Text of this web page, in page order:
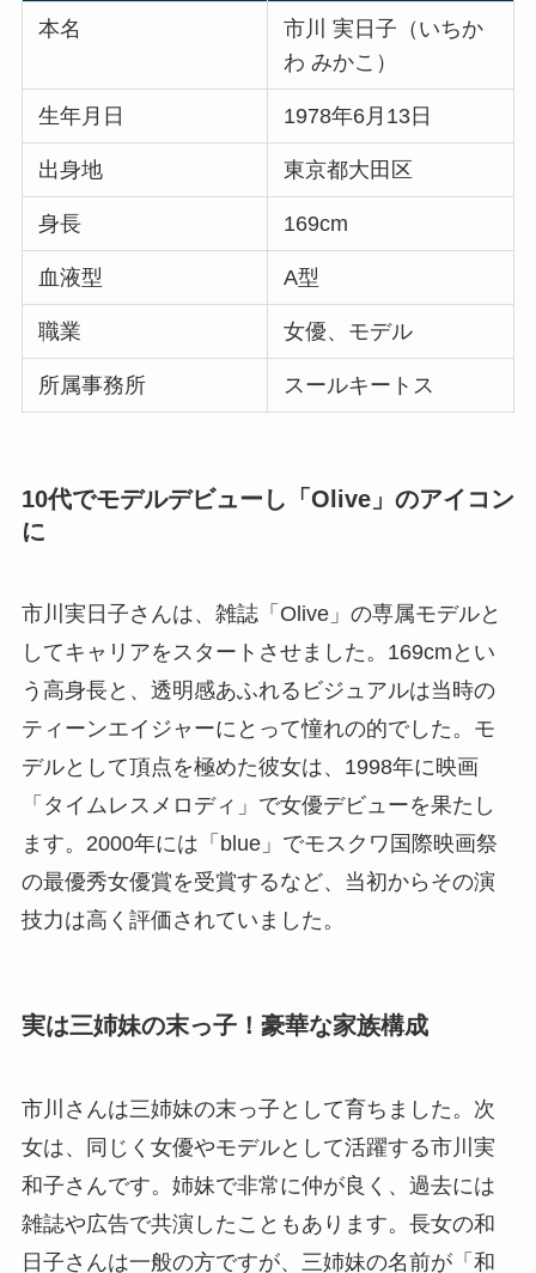
本名
市川 実日子（いちか
わ みかこ）
生年月日 1978年6月13日
出身地 東京都大田区
身長 169cm
血液型 A型
職業 女優、モデル
所属事務所 スールキートス
10代でモデルデビューし「Olive」のアイコン
に
市川実日子さんは、雑誌「Olive」の専属モデルと
してキャリアをスタートさせました。169cmとい
う高身長と、透明感あふれるビジュアルは当時の
ティーンエイジャーにとって憧れの的でした。モ
デルとして頂点を極めた彼女は、1998年に映画
「タイムレスメロディ」で女優デビューを果たし
ます。2000年には「blue」でモスクワ国際映画祭
の最優秀女優賞を受賞するなど、当初からその演
技力は高く評価されていました。
実は三姉妹の末っ子！豪華な家族構成
市川さんは三姉妹の末っ子として育ちました。次
女は、同じく女優やモデルとして活躍する市川実
和子さんです。姉妹で非常に仲が良く、過去には
雑誌や広告で共演したこともあります。長女の和
日子さんは一般の方ですが、三姉妹の名前が「和